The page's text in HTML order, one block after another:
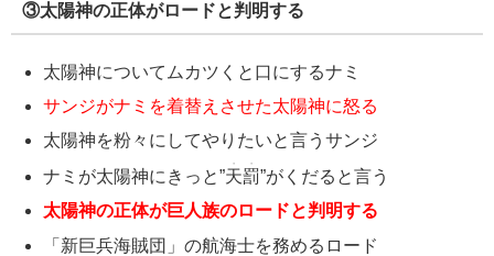
③太陽神の正体がロードと判明する
太陽神についてムカツくと口にするナミ
サンジがナミを着替えさせた太陽神に怒る
太陽神を粉々にしてやりたいと言うサンジ
ナミが太陽神にきっと”天罰
・・
”がくだると言う
太陽神の正体が巨人族のロードと判明する
「新巨兵海賊団」の航海士を務めるロード